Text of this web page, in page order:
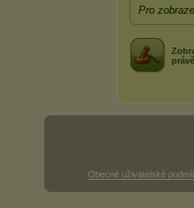
Pro
Obecné uživatelské